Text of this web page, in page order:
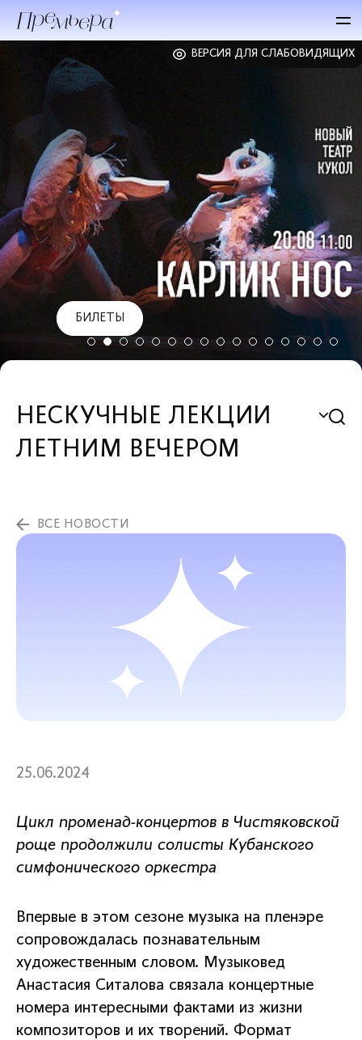
ВЕРСИЯ ДЛЯ СЛАБОВИДЯЩИХ
БИЛЕТЫ
НЕСКУЧНЫЕ ЛЕКЦИИ
ЛЕТНИМ ВЕЧЕРОМ
ВСЕ НОВОСТИ
25.06.2024
Цикл променад-концертов в Чистяковской
роще продолжили солисты Кубанского
симфонического оркестра
Впервые в этом сезоне музыка на пленэре
сопровождалась познавательным
художественным словом. Музыковед
Анастасия Ситалова связала концертные
номера интересными фактами из жизни
композиторов и их творений. Формат